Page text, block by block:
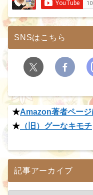
SNSはこちら
★Amazon著者ページ
★ （旧）グーなキモチ
記事アーカイブ